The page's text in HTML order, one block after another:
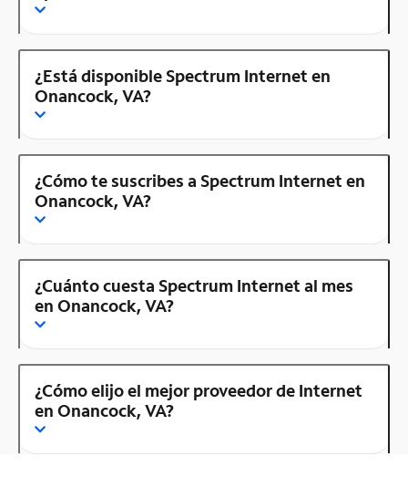
¿Está disponible Spectrum Internet en
Onancock, VA?
¿Cómo te suscribes a Spectrum Internet en
Onancock, VA?
¿Cuánto cuesta Spectrum Internet al mes
en Onancock, VA?
¿Cómo elijo el mejor proveedor de Internet
en Onancock, VA?